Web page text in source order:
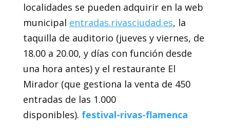
localidades se pueden adquirir en la web
municipal entradas.rivasciudad.es, la
taquilla de auditorio (jueves y viernes, de
18.00 a 20.00, y días con función desde
una hora antes) y el restaurante El
Mirador (que gestiona la venta de 450
entradas de las 1.000
disponibles). festival-rivas-flamenca